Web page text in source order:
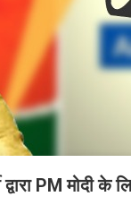
PM मोदी के